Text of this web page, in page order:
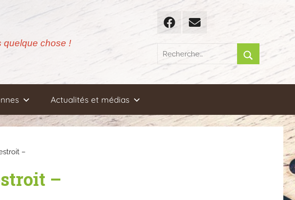
quelque chose !
FacebookEmail
Recherche
pour
Rechercher
Actualités et médias
–
–